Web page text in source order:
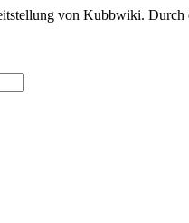
von Kubbwiki.